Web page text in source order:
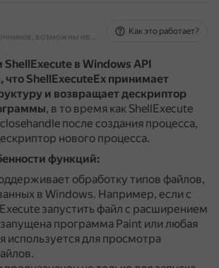
На основе источников, возможны неточности
Как это работает?
ShellExecute в Windows API
что ShellExecuteEx принимает
и возвращает дескриптор
, в то время как ShellExecute
после создания процесса,
нового процесса.
функций:
обработку типов файлов,
в Windows. Например, если с
запустить файл с расширением
запущена программа Paint или любая
используется для просмотра